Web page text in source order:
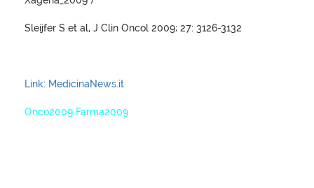
Sleijfer S et al, J Clin Oncol 2009; 27: 3126-3132
Link: MedicinaNews.it
Onco2009 Farma2009